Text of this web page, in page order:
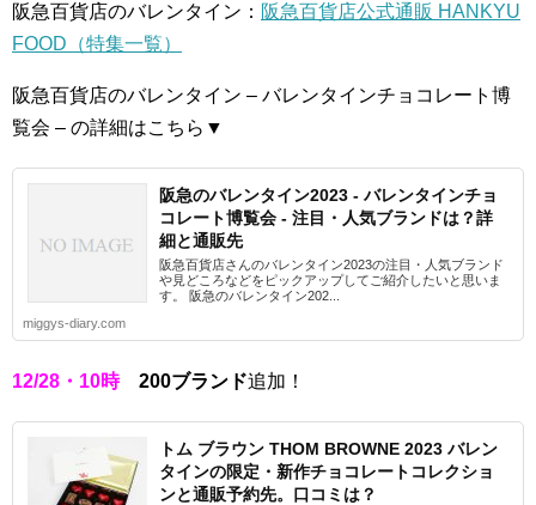
阪急百貨店のバレンタイン： 阪急百貨店公式通販 HANKYU
FOOD（特集一覧）
阪急百貨店のバレンタイン – バレンタインチョコレート博
覧会 – の詳細はこちら▼
阪急のバレンタイン2023 - バレンタインチョ
コレート博覧会 - 注目・人気ブランドは？詳
細と通販先
阪急百貨店さんのバレンタイン2023の注目・人気ブランド
や見どころなどをピックアップしてご紹介したいと思いま
す。 阪急のバレンタイン202...
miggys-diary.com
12/28・10時 200ブランド追加！
トム ブラウン THOM BROWNE 2023 バレン
タインの限定・新作チョコレートコレクショ
ンと通販予約先。口コミは？